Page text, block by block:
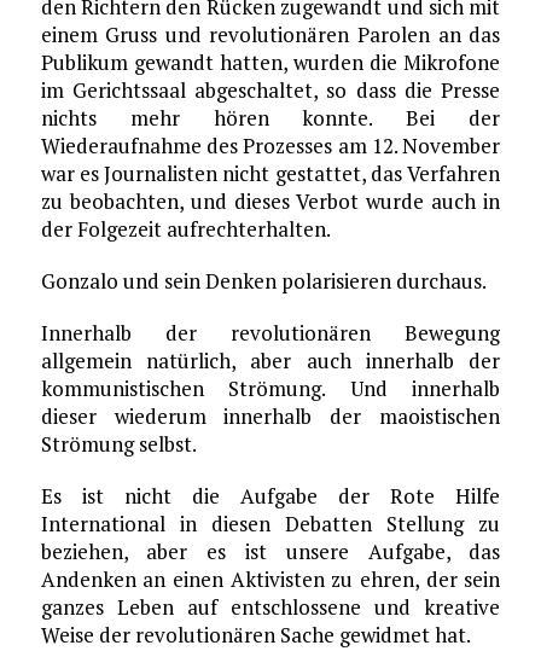
den Richtern den Rücken zugewandt und sich mit
einem Gruss und revolutionären Parolen an das
Publikum gewandt hatten, wurden die Mikrofone
im Gerichtssaal abgeschaltet, so dass die Presse
nichts mehr hören konnte. Bei der
Wiederaufnahme des Prozesses am 12. November
war es Journalisten nicht gestattet, das Verfahren
zu beobachten, und dieses Verbot wurde auch in
der Folgezeit aufrechterhalten.
Gonzalo und sein Denken polarisieren durchaus.
Innerhalb der revolutionären Bewegung
allgemein natürlich, aber auch innerhalb der
kommunistischen Strömung. Und innerhalb
dieser wiederum innerhalb der maoistischen
Strömung selbst.
Es ist nicht die Aufgabe der Rote Hilfe
International in diesen Debatten Stellung zu
beziehen, aber es ist unsere Aufgabe, das
Andenken an einen Aktivisten zu ehren, der sein
ganzes Leben auf entschlossene und kreative
Weise der revolutionären Sache gewidmet hat.